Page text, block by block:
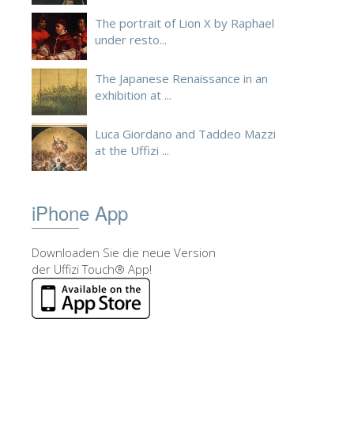
The portrait of Lion X by Raphael
under resto...
The Japanese Renaissance in an
exhibition at ...
Luca Giordano and Taddeo Mazzi
at the Uffizi ...
iPhone App
Downloaden Sie die neue Version
der Uffizi Touch® App!